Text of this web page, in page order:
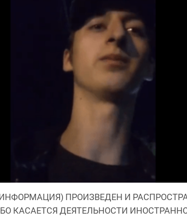
ПРОИЗВЕДЕН И
КАСАЕТСЯ ДЕЯТЕЛЬНОСТИ